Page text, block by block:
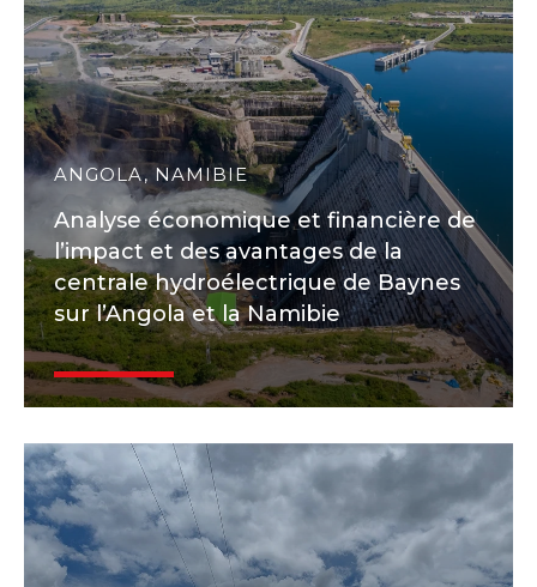
ANGOLA, NAMIBIE
Analyse économique et financière de
l’impact et des avantages de la
centrale hydroélectrique de Baynes
sur l’Angola et la Namibie